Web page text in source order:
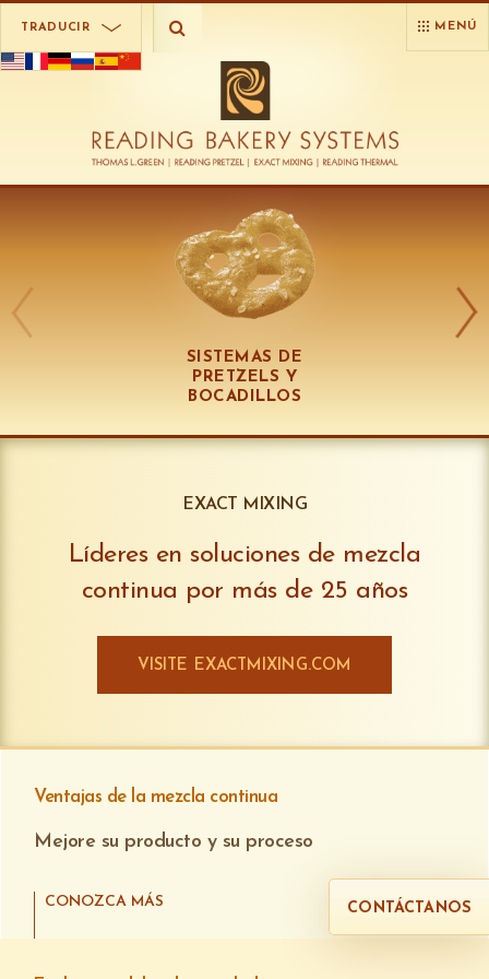
TRADUCIR MENÚ
SISTEMAS DE
PRETZELS Y
BOCADILLOS
EXACT MIXING
Líderes en soluciones de mezcla
continua por más de 25 años
VISITE EXACTMIXING.COM
Ventajas de la mezcla continua
Mejore su producto y su proceso
CONOZCA MÁS CONTÁCTANOS